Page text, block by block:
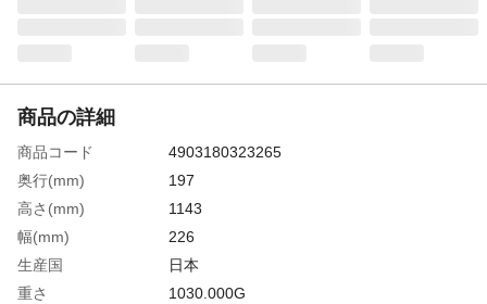
商品の詳細
商品コード
4903180323265
奥行(mm)
197
高さ(mm)
1143
幅(mm)
226
生産国
日本
重さ
1030.000G